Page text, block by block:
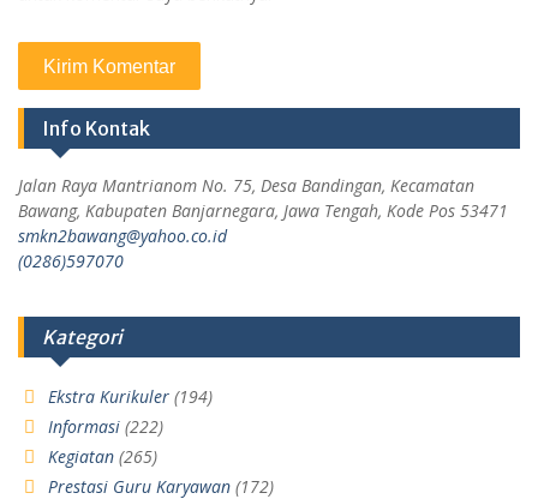
Info Kontak
Jalan Raya Mantrianom No. 75, Desa Bandingan, Kecamatan
Bawang, Kabupaten Banjarnegara, Jawa Tengah, Kode Pos 53471
smkn2bawang@yahoo.co.id
(0286)597070
Kategori
Ekstra Kurikuler (194)
Informasi (222)
Kegiatan (265)
Prestasi Guru Karyawan (172)